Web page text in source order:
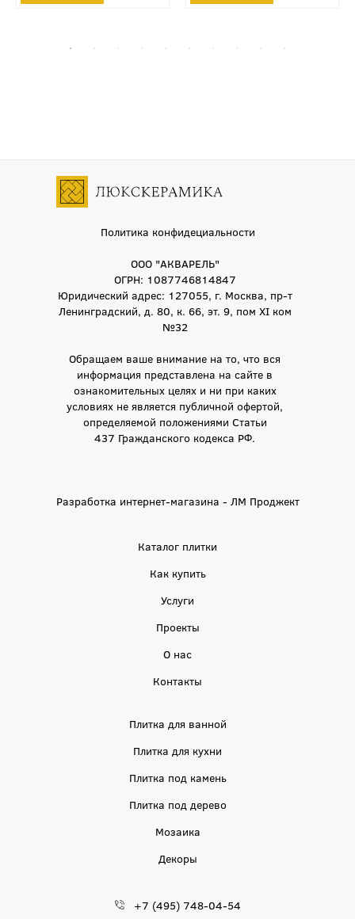
Политика конфидециальности
ООО "АКВАРЕЛЬ"
ОГРН: 1087746814847
Юридический адрес: 127055, г. Москва, пр-т
Ленинградский, д. 80, к. 66, эт. 9, пом XI ком
№32
Обращаем ваше внимание на то, что вся
информация представлена на сайте в
ознакомительных целях и ни при каких
условиях не является публичной офертой,
определяемой положениями Статьи
437 Гражданского кодекса РФ.
Разработка интернет-магазина - ЛМ Проджект
Каталог плитки
Как купить
Услуги
Проекты
О нас
Контакты
Плитка для ванной
Плитка для кухни
Плитка под камень
Плитка под дерево
Мозаика
Декоры
+7 (495) 748-04-54